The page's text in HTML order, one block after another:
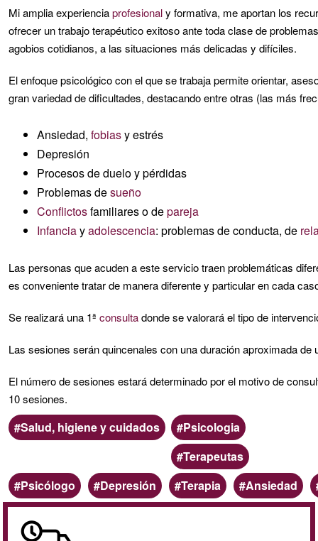
Mi amplia experienciaprofesionaly formativa, me aportan los
ofrecer un trabajo terapéutico exitoso ante toda clase de
agobios cotidianos, a las situaciones más delicadas y difíciles.
El enfoque psicológico con el que se trabaja permite orientar,
gran variedad de dificultades, destacando entre otras (las más
Ansiedad, fobiasy estrés
Depresión
Procesos de duelo y pérdidas
Problemas desueño
Conflictosfamiliares o depareja
Infanciayadolescencia: problemas de conducta, de
Las personas que acuden a este servicio traen problemáticas
es conveniente tratar de manera diferente y particular en cada
Se realizará una 1ª consultadonde se valorará el tipo de
Las sesiones serán quincenales con una duración aproximada de
El número de sesiones estará determinado por el motivo de
10 sesiones.
Ámbito
Salud, higiene y cuidados Categoria
Psicologia
Terapeutas
Palabras
clave
Psicólogo Depresión Terapia Ansiedad